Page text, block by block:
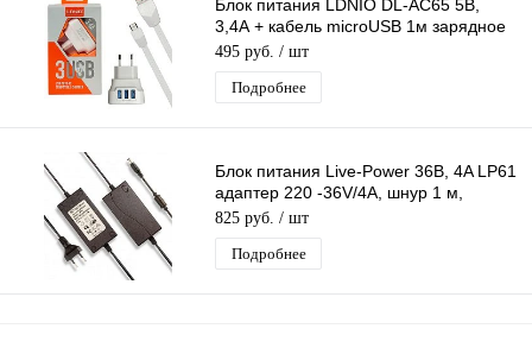
Блок питания LDNIO DL-AC65 5В,
3,4А + кабель microUSB 1м зарядное
устройство с 3 USB портами, белый
495 руб. / шт
Подробнее
Блок питания Live-Power 36В, 4A LP61
адаптер 220 -36V/4A, шнур 1 м,
штекер 5.5*2,5 мм
825 руб. / шт
Подробнее